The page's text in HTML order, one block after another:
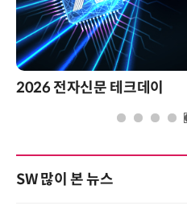
2026 전자신문 테크데이
SW 많이 본 뉴스